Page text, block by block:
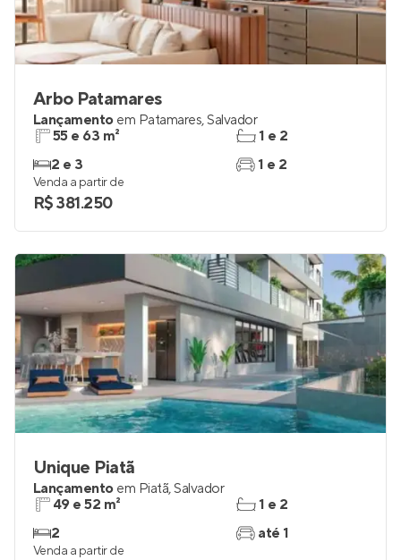
Arbo Patamares
Lançamento em Patamares,Salvador
55 e 63 m²
2 e 3
1 e 2
1 e 2
Venda a partir de
R$ 381.250
Unique Piatã
Lançamento em Piatã,Salvador
49 e 52 m²
2
1 e 2
até 1
Venda a partir de